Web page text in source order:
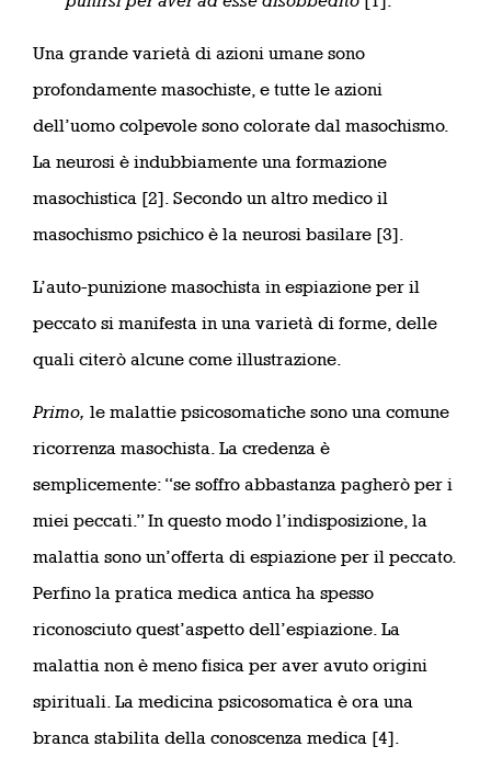
Una grande varietà di azioni umane sono
profondamente masochiste, e tutte le azioni
dell’uomo colpevole sono colorate dal masochismo.
La neurosi è indubbiamente una formazione
masochistica [2]. Secondo un altro medico il
masochismo psichico è la neurosi basilare [3].
L’auto-punizione masochista in espiazione per il
peccato si manifesta in una varietà di forme, delle
quali citerò alcune come illustrazione.
Primo, le malattie psicosomatiche sono una comune
ricorrenza masochista. La credenza è
semplicemente: “se soffro abbastanza pagherò per i
miei peccati.” In questo modo l’indisposizione, la
malattia sono un’offerta di espiazione per il peccato.
Perfino la pratica medica antica ha spesso
riconosciuto quest’aspetto dell’espiazione. La
malattia non è meno fisica per aver avuto origini
spirituali. La medicina psicosomatica è ora una
branca stabilita della conoscenza medica [4].